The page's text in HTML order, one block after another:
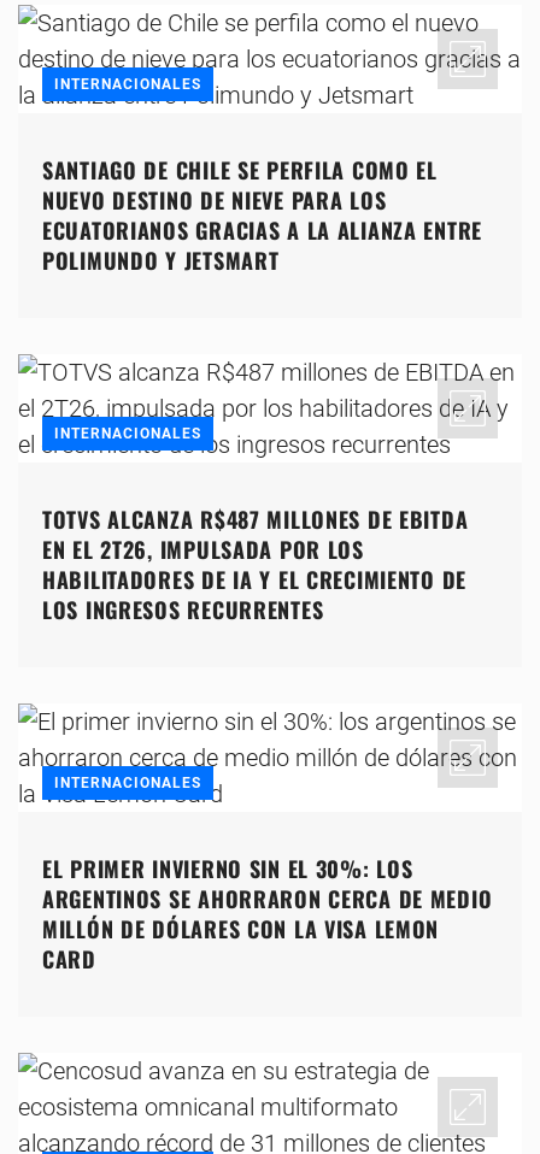
INTERNACIONALES
SANTIAGO DE CHILE SE PERFILA COMO EL
NUEVO DESTINO DE NIEVE PARA LOS
ECUATORIANOS GRACIAS A LA ALIANZA ENTRE
POLIMUNDO Y JETSMART
INTERNACIONALES
TOTVS ALCANZA R$487 MILLONES DE EBITDA
EN EL 2T26, IMPULSADA POR LOS
HABILITADORES DE IA Y EL CRECIMIENTO DE
LOS INGRESOS RECURRENTES
INTERNACIONALES
EL PRIMER INVIERNO SIN EL 30%: LOS
ARGENTINOS SE AHORRARON CERCA DE MEDIO
MILLÓN DE DÓLARES CON LA VISA LEMON
CARD